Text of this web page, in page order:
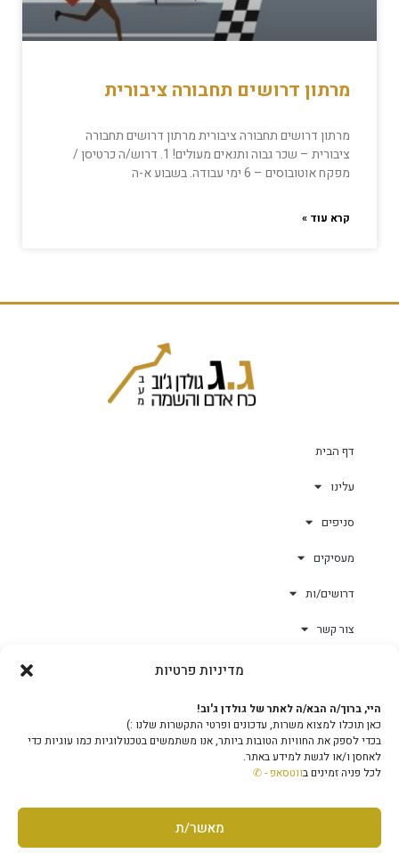
מדיניות פרטיות
היי, ברוך/ה הבא/ה לאתר של גולדן ג'וב!
כאן תוכלו למצוא משרות, עדכונים ופרטי התקשרות שלנו :)
בכדי לספק את החוויות הטובות ביותר, אנו משתמשים בטכנולוגיות כמו עוגיות כדי
לאחסן ו/או לגשת למידע באתר.
לכל פניה זמינים בווטסאפ - ✆
מאשר/ת
מרתון דרושים תחבורה ציבורית
מרתון דרושים תחבורה ציבורית מרתון דרושים תחבורה
ציבורית – שכר גבוה ותנאים מעולים! 1. דרוש/ה כרטיסן /
מפקח אוטובוסים – 6 ימי עבודה. בשבוע א-ה
קרא עוד »
דף הבית
עלינו
סניפים
מעסיקים
דרושים/ות
צור קשר
צוות
מוקד טלפוני ארצי - 1-599-503-503